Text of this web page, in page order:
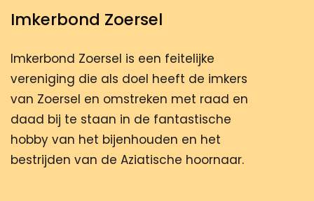
Imkerbond Zoersel
Imkerbond Zoersel is een feitelijke
vereniging die als doel heeft de imkers
van Zoersel en omstreken met raad en
daad bij te staan in de fantastische
hobby van het bijenhouden en het
bestrijden van de Aziatische hoornaar.